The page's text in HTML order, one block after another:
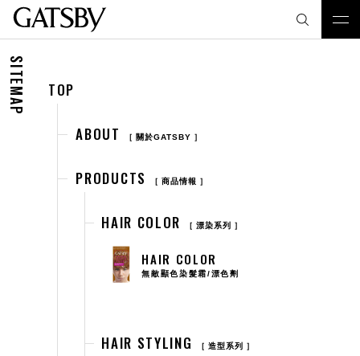
SITEMAP TOP
ABOUT 關於GATSBY
PRODUCTS 商品情報
HAIR COLOR 漂染系列
HAIR COLOR
無敵顯色染髮霜/漂色劑
HAIR STYLING 造型系列